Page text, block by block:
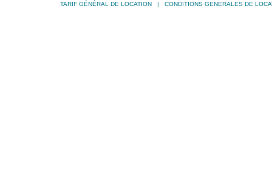
TARIF GÉNÉRAL DE LOCATION| CONDITIONS GENERALES DE